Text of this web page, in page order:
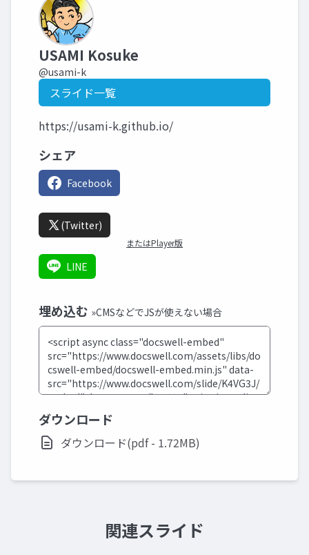
USAMI Kosuke
@usami-k
スライド一覧
https://usami-k.github.io/
シェア
Facebook
(Twitter)
またはPlayer版
LINE
埋め込む »CMSなどでJSが使えない場合
ダウンロード
ダウンロード(pdf - 1.72MB)
関連スライド